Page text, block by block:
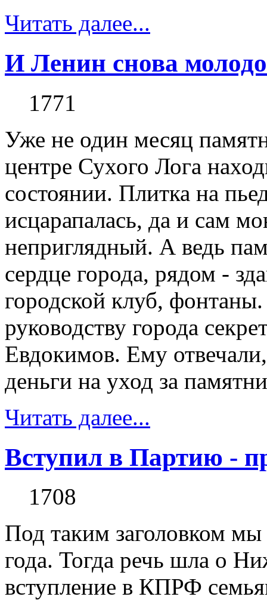
Читать далее...
И Ленин снова
1771
Уже не один месяц
центре Сухого Лога
состоянии. Плитка на
исцарапалась, да и сам
неприглядный. А ведь
сердце города, рядом -
городской клуб,
руководству города
Евдокимов. Ему
деньги на уход за
Читать далее...
Вступил в Партию -
1708
Под таким заголовком мы
года. Тогда речь шла о
вступление в КПРФ